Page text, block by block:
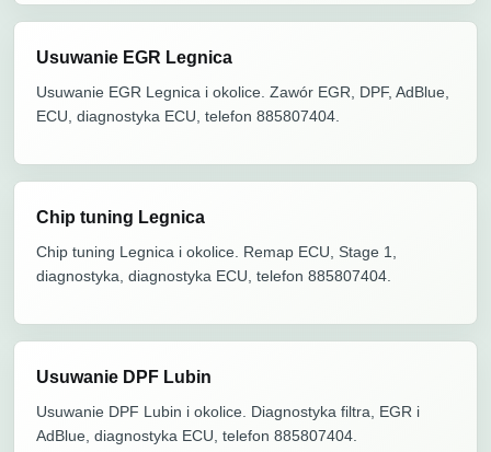
Usuwanie EGR Legnica
Usuwanie EGR Legnica i okolice. Zawór EGR, DPF, AdBlue,
ECU, diagnostyka ECU, telefon 885807404.
Chip tuning Legnica
Chip tuning Legnica i okolice. Remap ECU, Stage 1,
diagnostyka, diagnostyka ECU, telefon 885807404.
Usuwanie DPF Lubin
Usuwanie DPF Lubin i okolice. Diagnostyka filtra, EGR i
AdBlue, diagnostyka ECU, telefon 885807404.